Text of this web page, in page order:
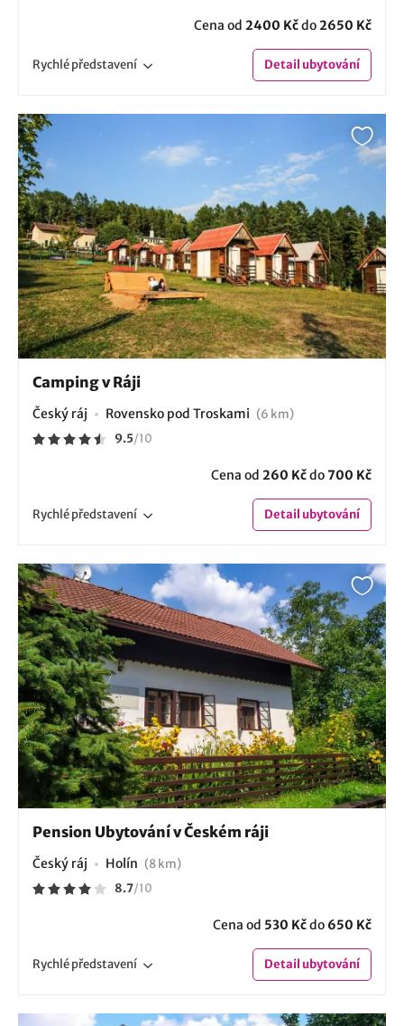
Cena od 2400 Kčdo2650 Kč
Rychlépředstavení Detailubytování
Camping v Ráji
Český ráj Rovensko pod Troskami (6 km)
9.5/10
Cena od 260 Kčdo700 Kč
Rychlépředstavení Detailubytování
Pension Ubytování v Českém ráji
Český ráj Holín (8 km)
8.7/10
Cena od 530 Kčdo 650 Kč
Rychlépředstavení Detailubytování